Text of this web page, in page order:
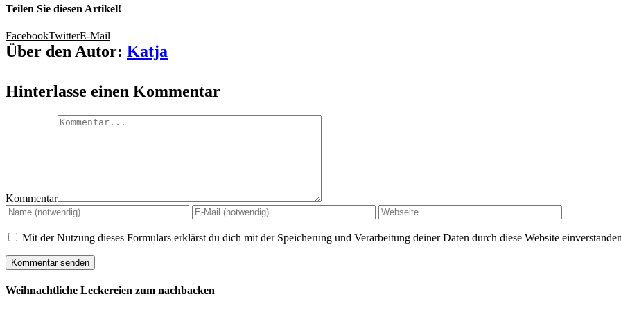
Teilen Sie diesen Artikel!
FacebookTwitterE-Mail
Über den Autor: Katja
Hinterlasse einen Kommentar
Kommentar
Mit der Nutzung dieses Formulars erklärst du dich mit der Speicherung und Verarbeitung deiner Daten durch diese Website
Weihnachtliche Leckereien zum nachbacken